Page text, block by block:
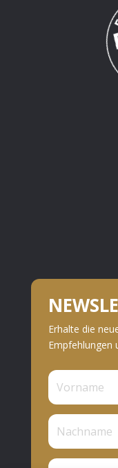
Erhalte die
Empfehlungen